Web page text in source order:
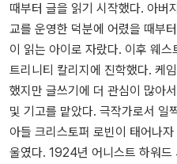
때부터 글을 읽기 시작했다. 아버
교를 운영한 덕분에 어렸을 때부
이 읽는 아이로 자랐다. 이후 웨
트리니티 칼리지에 진학했다. 케
했지만 글쓰기에 더 관심이 많아
및 기고를 맡았다. 극작가로서 일
아들 크리스토퍼 로빈이 태어나
울였다. 1924년 어니스트 하워드